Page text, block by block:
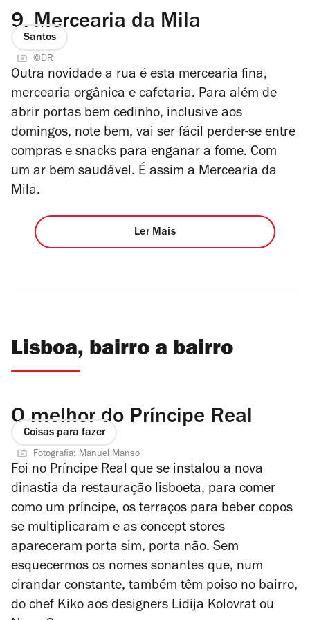
9. Mercearia da Mila
Santos
©DR
Outra novidade a rua é esta mercearia fina,
mercearia orgânica e cafetaria. Para além de
abrir portas bem cedinho, inclusive aos
domingos, note bem, vai ser fácil perder-se entre
compras e snacks para enganar a fome. Com
um ar bem saudável. É assim a Mercearia da
Mila.
Ler Mais
Lisboa, bairro a bairro
O melhor do Príncipe Real
Coisas para fazer
Fotografia: Manuel Manso
Foi no Príncipe Real que se instalou a nova
dinastia da restauração lisboeta, para comer
como um príncipe, os terraços para beber copos
se multiplicaram e as concept stores
apareceram porta sim, porta não. Sem
esquecermos os nomes sonantes que, num
cirandar constante, também têm poiso no bairro,
do chef Kiko aos designers Lidija Kolovrat ou